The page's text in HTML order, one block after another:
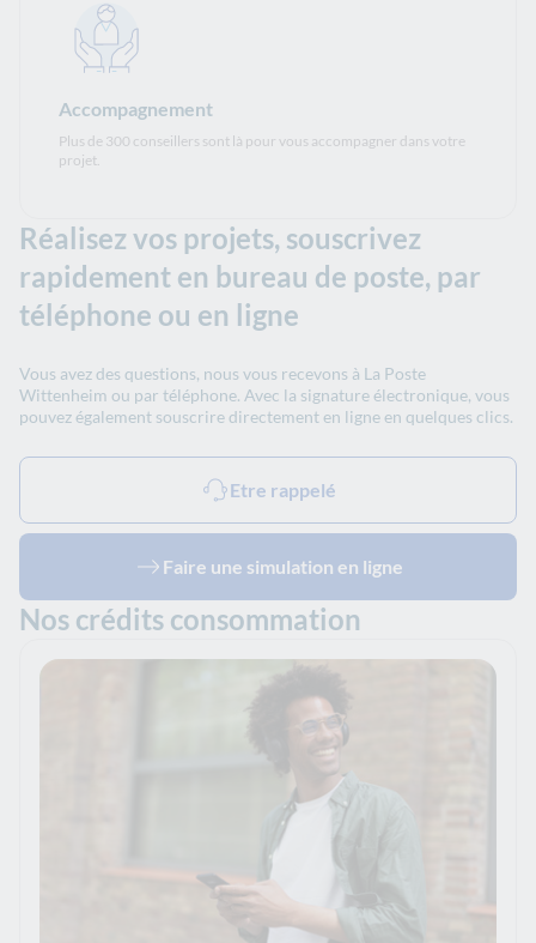
Accompagnement
Plus de 300 conseillers sont là pour vous accompagner dans votre
projet.
Réalisez vos projets, souscrivez
rapidement en bureau de poste, par
téléphone ou en ligne
Vous avez des questions, nous vous recevons à La Poste
Wittenheim ou par téléphone. Avec la signature électronique, vous
pouvez également souscrire directement en ligne en quelques clics.
Etre rappelé
Faire une simulation en ligne
Nos crédits consommation